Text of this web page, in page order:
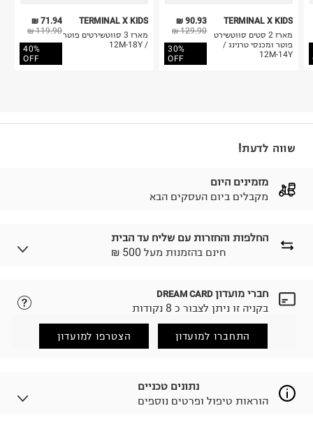
71.94 ₪
119.90 ₪
40%
OFF
TERMINAL X KIDS
מארז 3 סווטשירטים פוטר
/ 12M-18Y
90.93 ₪
129.90 ₪
30%
OFF
TERMINAL X KIDS
מארז 2 סטים סווטשירט
פוטר ומכנסי טרנינג /
12M-14Y
שווה לדעת!
מזמינים היום
מקבלים ביום העסקים הבא
החלפות והחזרות עם שליח עד הבית
₪ חינם בהזמנות מעל 500
לבחירת בשיטת המשלוח המתאימה לכם,
הזמנתם והתחרטתם?
(במקום ב-19.9 ₪) לזמן מוגבל! חינם בהזמנות מעל 500 ₪.
למידע נא ללחוץ כאן
.
לפני החזרת החבילה, חשוב להדביק את מדבקת הגוביינא על
חברי מועדון DREAM CARD
בקניה זו ניתן לצבור כ 8 נקודות
התחברו למועדון הצטרפו למועדון
נתונים טכניים
הוראות טיפול ופרטים נוספים